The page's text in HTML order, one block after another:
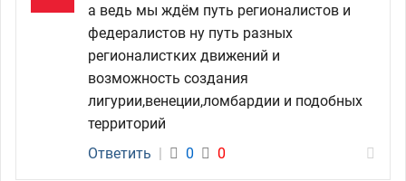
а ведь мы ждём путь регионалистов и
федералистов ну путь разных
регионалистких движений и
возможность создания
лигурии,венеции,ломбардии и подобных
территорий
Ответить | 0 0